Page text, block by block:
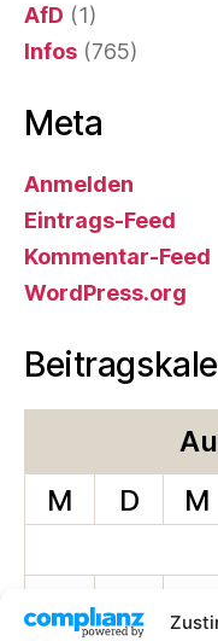
AfD (1)
Infos (765)
Meta
Anmelden
Eintrags-Feed
Kommentar-Feed
WordPress.org
M
D M